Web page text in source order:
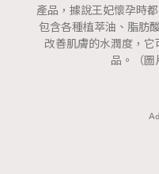
產品，據說王妃懷孕時
包含各種植萃油、脂肪
改善肌膚的水潤度，
品。（圖